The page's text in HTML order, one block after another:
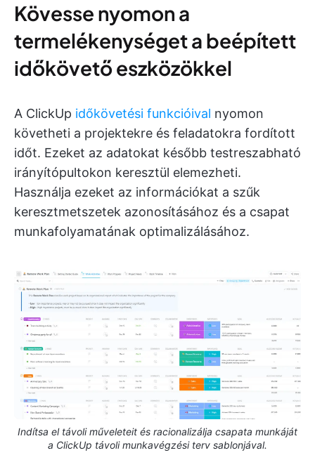
Kövesse nyomon a
termelékenységet a beépített
időkövető eszközökkel
A ClickUp időkövetési funkcióival nyomon
követheti a projektekre és feladatokra fordított
időt. Ezeket az adatokat később testreszabható
irányítópultokon keresztül elemezheti.
Használja ezeket az információkat a szűk
keresztmetszetek azonosításához és a csapat
munkafolyamatának optimalizálásához.
Indítsa el távoli műveleteit és racionalizálja csapata munkáját
a ClickUp távoli munkavégzési terv sablonjával.